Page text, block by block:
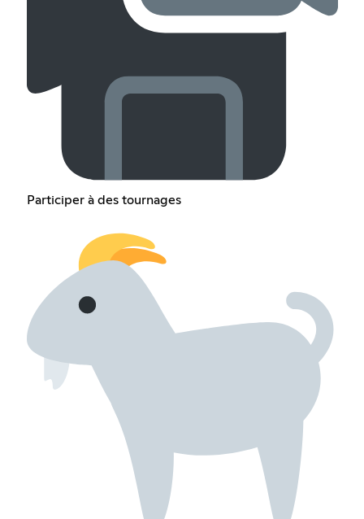
Participer à des tournages